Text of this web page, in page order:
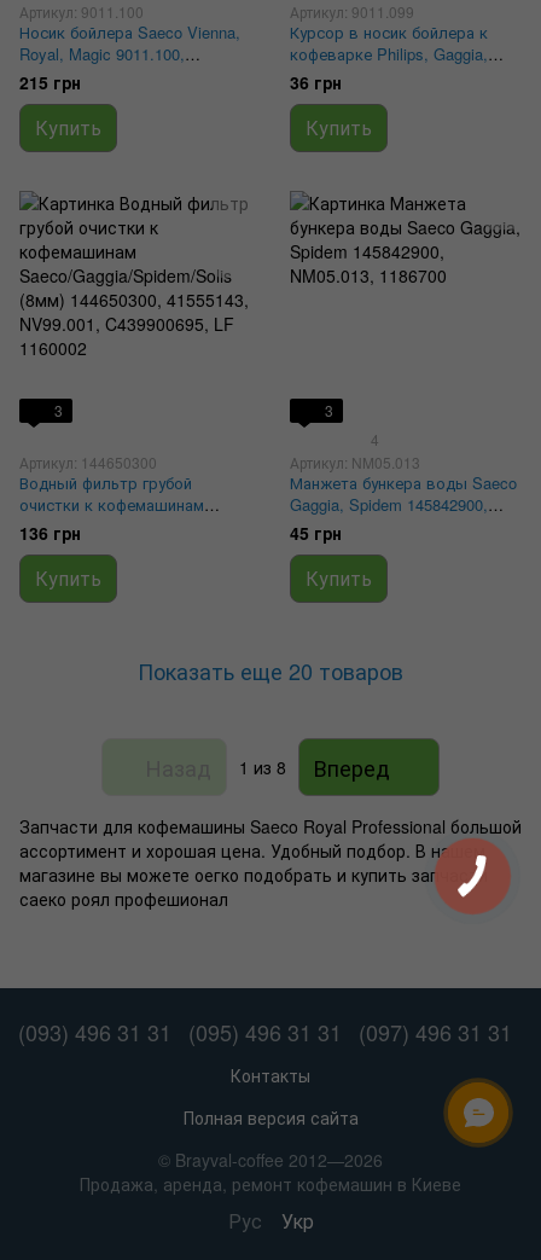
Артикул: 9011.100
Носик бойлера Saeco Vienna,
Royal, Magic 9011.100,
147471700, 1324902
215 грн
Купить
Артикул: 9011.099
Курсор в носик бойлера к
кофеварке Philips, Gaggia,
Saeco 9011.099, 145893000,
1192911
36 грн
Купить
3
Артикул: 144650300
Водный фильтр грубой
очистки к кофемашинам
Saeco/Gaggia/Spidem/Solis
(8мм) 144650300, 41555143,
NV99.001, C439900695, LF
1160002
136 грн
Купить
3
4
Артикул: NM05.013
Манжета бункера воды Saeco
Gaggia, Spidem 145842900,
NM05.013, 1186700
45 грн
Купить
Показать еще 20 товаров
1 из 8 Вперед
Запчасти для кофемашины Saeco Royal Professional большой
ассортимент и хорошая цена. Удобный подбор. В нашем
магазине вы можете оегко подобрать и купить запчасти
саеко роял профешионал
(093) 496 31 31 (095) 496 31 31 (097) 496 31 31
Контакты
Полная версия сайта
© Brayval-coffee 2012—2026
Продажа, аренда, ремонт кофемашин в Киеве
Рус Укр
ОНЛАЙН ЧАТ